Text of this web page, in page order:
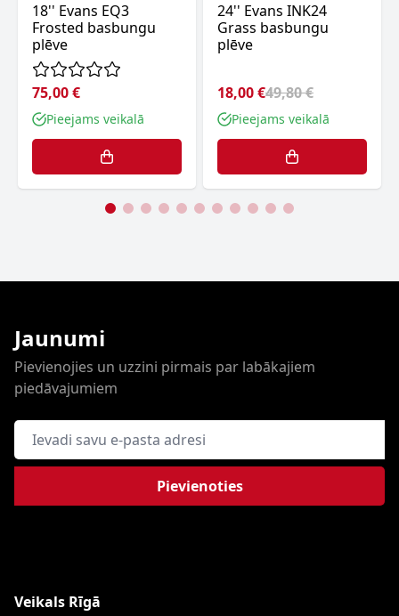
18'' Evans EQ3
Frosted basbungu
plēve
75,00 €
Pieejams veikalā
24'' Evans INK24
Grass basbungu
plēve
18,00 €49,80 €
Pieejams veikalā
Jaunumi
Pievienojies un uzzini pirmais par labākajiem
piedāvajumiem
E-pasta adrese
Pievienoties
Veikals Rīgā